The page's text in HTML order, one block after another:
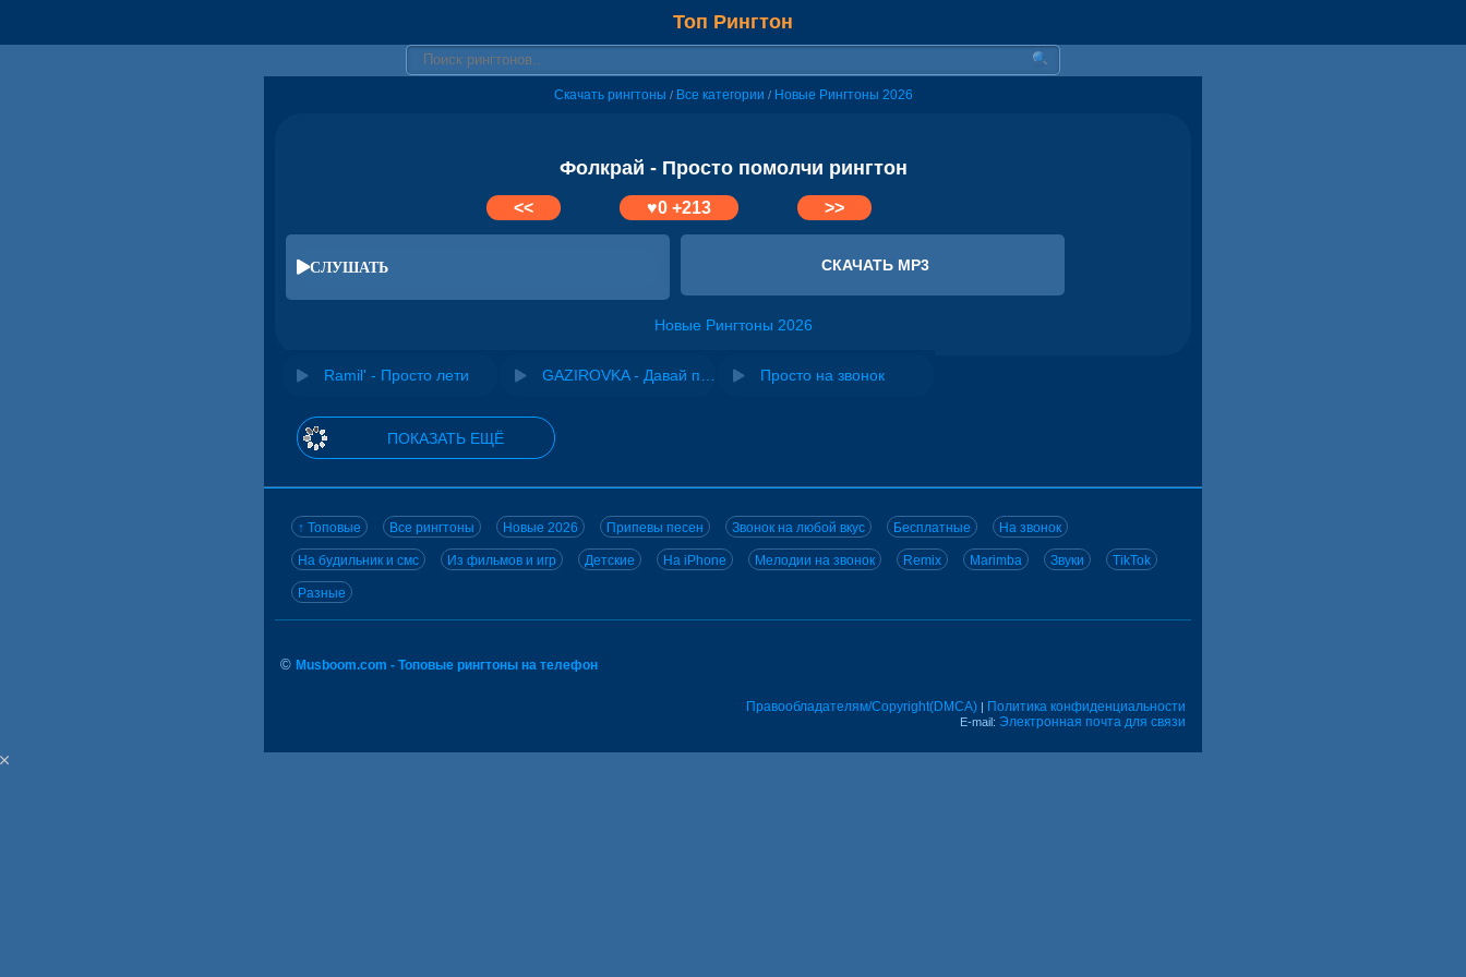
Топ Рингтон
Скачать рингтоны / Все категории / Новые Рингтоны 2026
Фолкрай - Просто помолчи рингтон
<< ♥0+213 >>
СЛУШАТЬ СКАЧАТЬ MP3
Новые Рингтоны 2026
Ramil' - Просто лети Просто на звонок
ПОКАЗАТЬ ЕЩЁ
↑ Топовые Все рингтоны Новые 2026 Припевы песен Звонок на любой вкус Бесплатные На звонок
На будильник и смс Из фильмов и игр Детские На iPhone Мелодии на звонок Remix Marimba Звуки TikTok
Разные
© Musboom.com - Топовые рингтоны на телефон
Правообладателям/Copyright(DMCA) | Политика конфиденциальности
E-mail: Электронная почта для связи